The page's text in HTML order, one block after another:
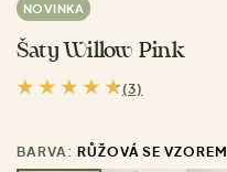
NOVINKA
Šaty Willow Pink
(3)
BARVA: RŮŽOVÁ SE VZOREM